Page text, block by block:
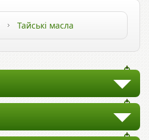
Тайські масла